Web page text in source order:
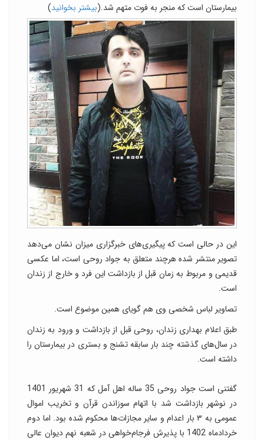
بیمارستان است که منجر به فوت متهم شد.(بیشتر بخوانید)
این در حالی است که پیگیری‌های خبرگزاری میزان نشان می‌دهد
تصویر منتشر شده هرچند متعلق به جواد روحی است، اما عکسی
قدیمی و مربوط به زمان قبل از بازداشت این فرد و خارج از زندان
است.
تصاویر لباس شخصی وی هم گویای همین موضوع است.
طبق اعلام بهداری زندان، روحی قبل از بازداشت و ورود به زندان
در سال‌های گذشته چند بار سابقه تشنج و بستری در بیمارستان را
داشته است.
گفتنی است جواد روحی 35 ساله اهل آمل که 31 شهریور 1401
در نوشهر بازداشت شد با اتهام سوزاندن قرآن و تخریب اموال
عمومی به ۳ بار اعدام و سایر مجازات‌ها محکوم شده بود. اما دوم
خردادماه 1402 با پذیرش فرجام‌خواهی در شعبه نهم دیوان عالی